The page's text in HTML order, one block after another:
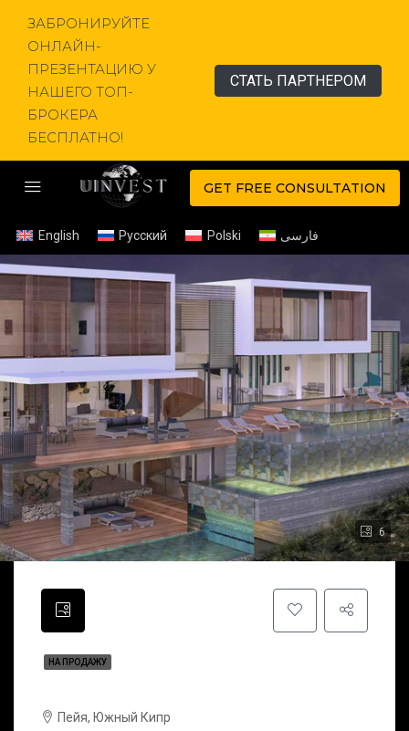
ЗАБРОНИРУЙТЕ
ОНЛАЙН-
ПРЕЗЕНТАЦИЮ У
НАШЕГО ТОП-
БРОКЕРА
БЕСПЛАТНО!
СТАТЬ ПАРТНЕРОМ
GET FREE CONSULTATION
English Русский Polski فارسی
6
НА ПРОДАЖУ
Пейя, Южный Кипр